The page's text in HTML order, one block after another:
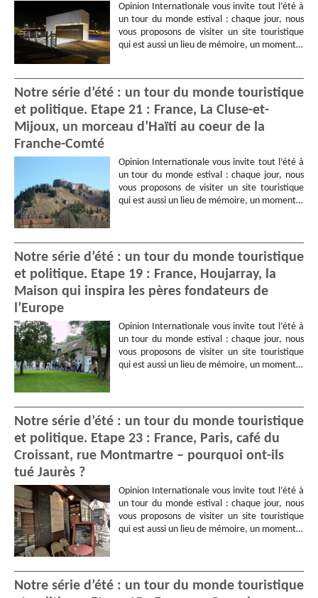
Opinion Internationale vous invite tout l’été à
un tour du monde estival : chaque jour, nous
vous proposons de visiter un site touristique
qui est aussi un lieu de mémoire, un moment…
Notre série d’été : un tour du monde touristique
et politique. Etape 21 : France, La Cluse-et-
Mijoux, un morceau d’Haïti au coeur de la
Franche-Comté
Opinion Internationale vous invite tout l’été à
un tour du monde estival : chaque jour, nous
vous proposons de visiter un site touristique
qui est aussi un lieu de mémoire, un moment…
Notre série d’été : un tour du monde touristique
et politique. Etape 19 : France, Houjarray, la
Maison qui inspira les pères fondateurs de
l’Europe
Opinion Internationale vous invite tout l’été à
un tour du monde estival : chaque jour, nous
vous proposons de visiter un site touristique
qui est aussi un lieu de mémoire, un moment…
Notre série d’été : un tour du monde touristique
et politique. Etape 23 : France, Paris, café du
Croissant, rue Montmartre – pourquoi ont-ils
tué Jaurès ?
Opinion Internationale vous invite tout l’été à
un tour du monde estival : chaque jour, nous
vous proposons de visiter un site touristique
qui est aussi un lieu de mémoire, un moment…
Notre série d’été : un tour du monde touristique